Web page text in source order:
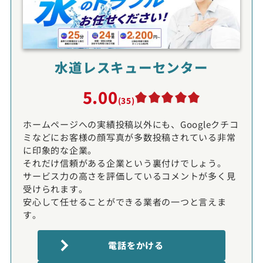
水道レスキューセンター
5.00(35)
ホームページへの実績投稿以外にも、Googleクチコ
ミなどにお客様の顔写真が多数投稿されている非常
に印象的な企業。
それだけ信頼がある企業という裏付けでしょう。
サービス力の高さを評価しているコメントが多く見
受けられます。
安心して任せることができる業者の一つと言えま
す。
電話をかける